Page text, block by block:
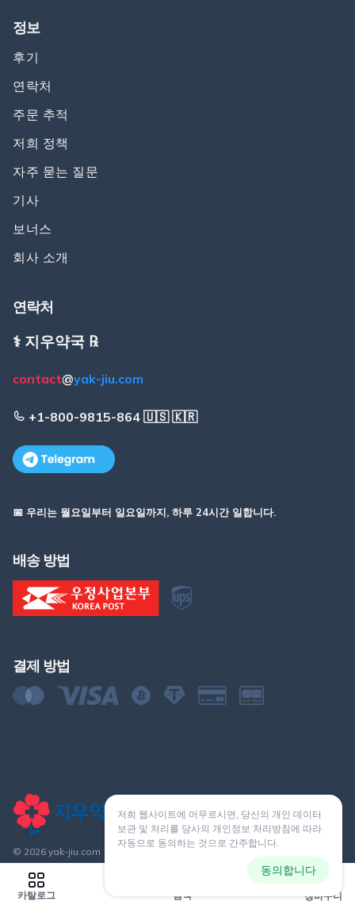
카탈로그 검색
장바구니
정보
후기
연락처
주문 추적
저희 정책
자주 묻는 질문
기사
보너스
회사 소개
연락처
⚕️ 지우약국 ℞
contact@yak-jiu.com
+1-800-9815-864 🇺🇸 🇰🇷
📅 우리는 월요일부터 일요일까지, 하루 24시간 일합니다.
배송 방법
결제 방법
© 2026 yak-jiu.com
저희 웹사이트에 머무르시면, 당신의 개인 데이터
보관 및 처리를 당사의 개인정보 처리방침에 따라
자동으로 동의하는 것으로 간주합니다.
동의합니다